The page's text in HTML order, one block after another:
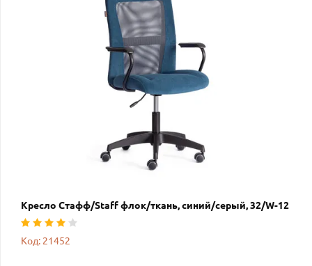
Кресло Стафф/Staff флок/ткань, синий/серый, 32/W-12
Код: 21452